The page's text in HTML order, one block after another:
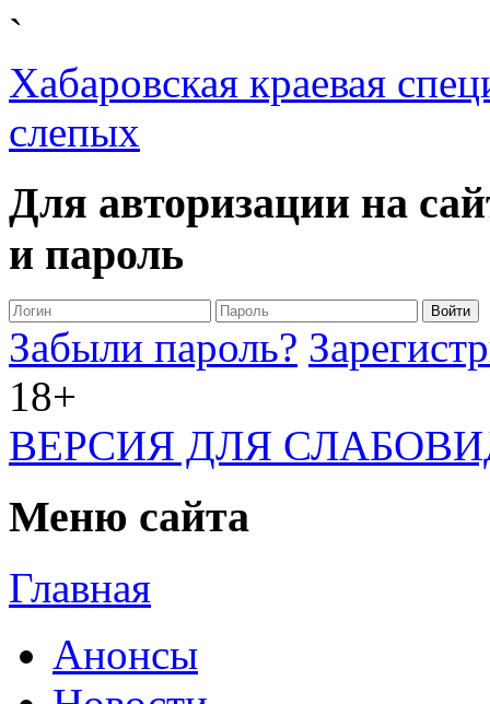
`
Хабаровская краевая
слепых
Для авторизации на
и пароль
Забыли пароль?
18+
ВЕРСИЯ ДЛЯ
Меню сайта
Главная
Анонсы